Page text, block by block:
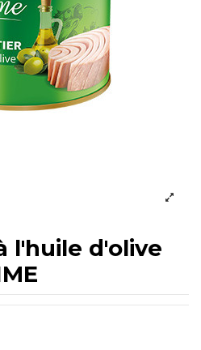
l'huile d'olive